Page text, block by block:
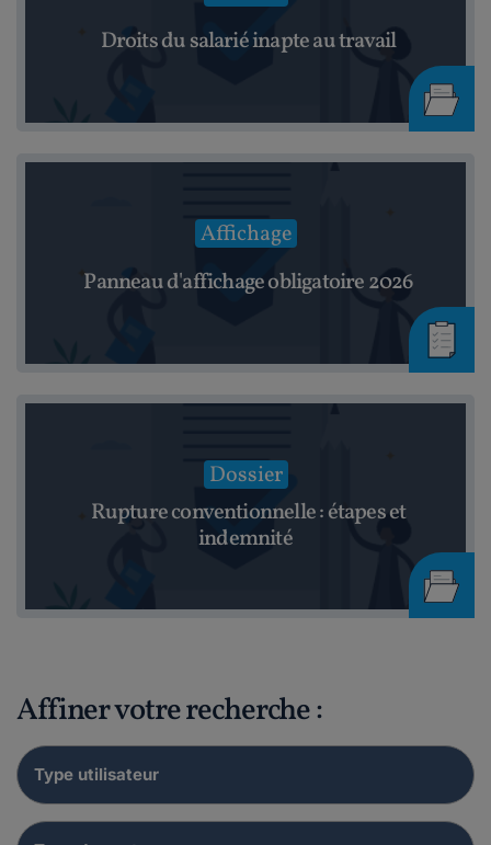
Droits du salarié inapte au travail
Affichage
Panneau d'affichage obligatoire 2026
Dossier
Rupture conventionnelle : étapes et
indemnité
Affiner votre recherche :